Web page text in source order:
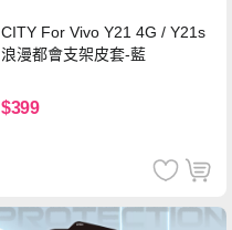
CITY For Vivo Y21 4G / Y21s
浪漫都會支架皮套-藍
$399